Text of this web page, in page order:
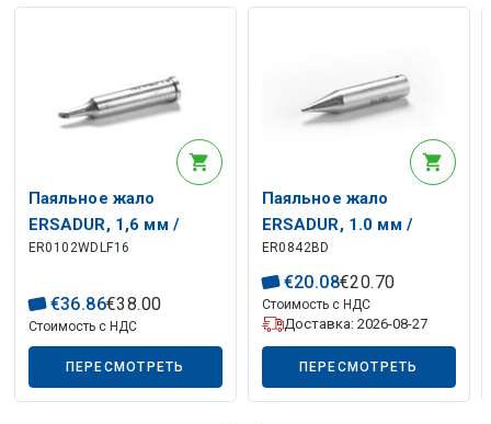
Описание искусственного интеллектаПаяльное жало
ERSADUR, 1,6 мм /
0,063 дюйма, ERSA
ER0102WDLF16
€36.86€38.00
Стоимость с НДС
ПЕРЕСМОТРЕТЬ
Паяльное жало
ERSADUR, 1.0 мм /
0,039 дюйма, ERSA
ER0842BD
€20.08€20.70
Стоимость с НДС
Доставка: 2026-08-27
ПЕРЕСМОТРЕТЬ